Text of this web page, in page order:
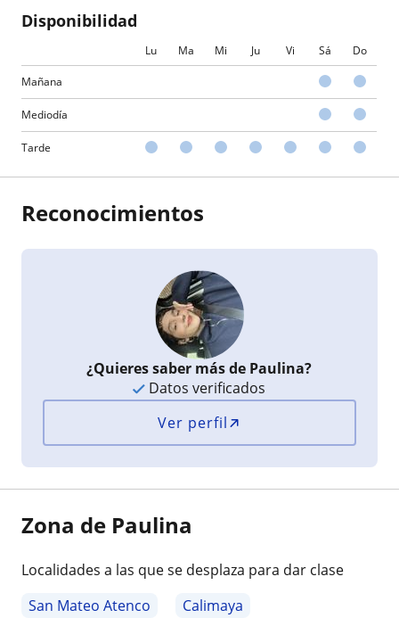
Disponibilidad
Lu Ma Mi Ju Vi Sá Do
Mañana
Mediodía
Tarde
Reconocimientos
¿Quieres saber más de Paulina?
Datos verificados
Ver perfil
Zona de Paulina
Localidades a las que se desplaza para dar clase
San Mateo Atenco
Calimaya